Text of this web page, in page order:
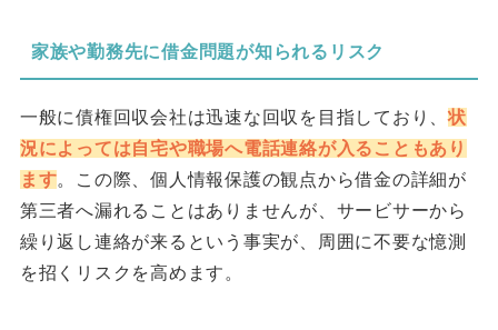
家族や勤務先に借金問題が知られるリスク
一般に債権回収会社は迅速な回収を目指しており、状
況によっては自宅や職場へ電話連絡が入ることもあり
ます。この際、個人情報保護の観点から借金の詳細が
第三者へ漏れることはありませんが、サービサーから
繰り返し連絡が来るという事実が、周囲に不要な憶測
を招くリスクを高めます。